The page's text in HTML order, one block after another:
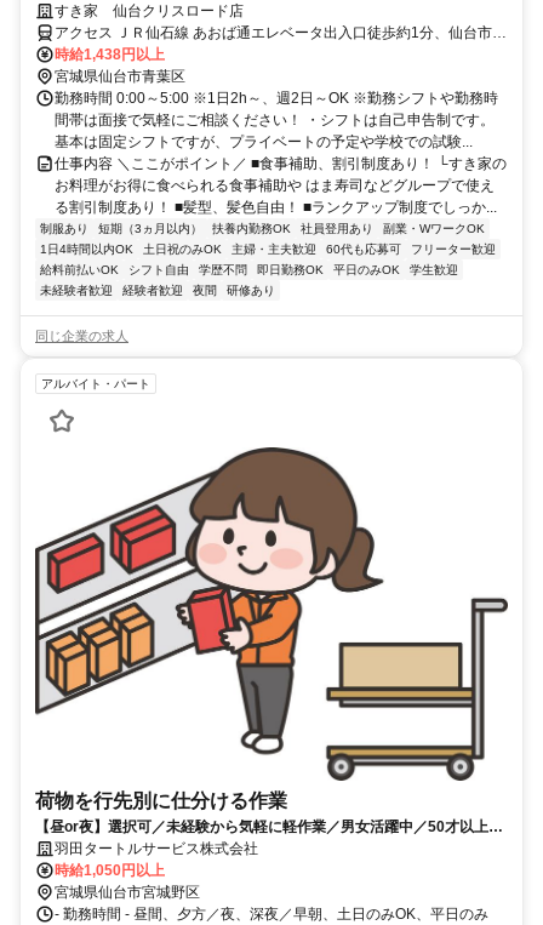
ぎませんか◎
すき家 仙台クリスロード店
アクセス ＪＲ仙石線 あおば通エレベータ出入口徒歩約1分、仙台市営
南北線 仙台（仙台市営）北6口徒歩約2分、仙台市営東西線 仙台（仙
台市営）北6口徒歩約2分 あおば通駅徒歩2分、広瀬通駅徒歩3分
時給1,438円以上
宮城県仙台市青葉区
勤務時間 0:00～5:00 ※1日2h～、週2日～OK ※勤務シフトや勤務時
間帯は面接で気軽にご相談ください！ ・シフトは自己申告制です。
基本は固定シフトですが、プライベートの予定や学校での試験...
仕事内容 ＼ここがポイント／ ■食事補助、割引制度あり！ └すき家の
お料理がお得に食べられる食事補助や はま寿司などグループで使え
る割引制度あり！ ■髪型、髪色自由！ ■ランクアップ制度でしっか...
制服あり 短期（3ヵ月以内） 扶養内勤務OK 社員登用あり
副業・WワークOK
1日4時間以内OK
土日祝のみOK 主婦・主夫歓迎 60代も応募可
フリーター歓迎
給料前払いOK
シフト自由 学歴不問 即日勤務OK 平日のみOK
学生歓迎
未経験者歓迎
経験者歓迎 夜間 研修あり
同じ企業の求人
アルバイト・パート
荷物を行先別に仕分ける作業
【昼or夜】選択可／未経験から気軽に軽作業／男女活躍中／50才以上活
躍中／未経験OK！／日払い・週払いOK！
羽田タートルサービス株式会社
時給1,050円以上
宮城県仙台市宮城野区
- 勤務時間 - 昼間、夕方／夜、深夜／早朝、土日のみOK、平日のみ